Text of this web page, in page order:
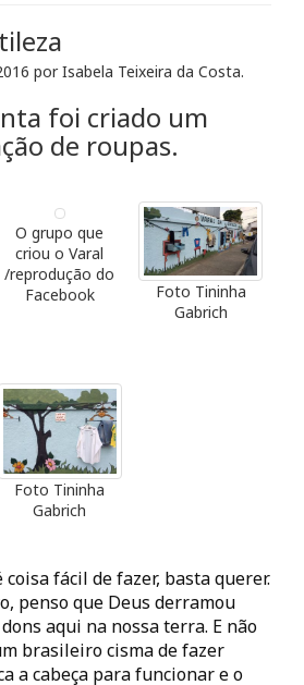
porIsabela Teixeira da Costa.
foi criado um
de roupas.
O grupo que
criou o Varal
/reprodução do
Facebook
Foto Tininha
Gabrich
Foto Tininha
Gabrich
coisa fácil de fazer, basta querer.
penso que Deus derramou
aqui na nossa terra. E não
brasileiro cisma de fazer
a cabeça para funcionar e o